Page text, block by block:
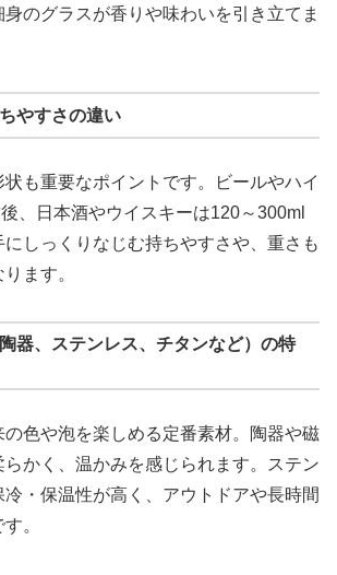
のグラスが香りや味わいを引き立てま
やすさの違い
も重要なポイントです。ビールやハイ
、日本酒やウイスキーは120～300ml
しっくりなじむ持ちやすさや、重さも
ます。
器、ステンレス、チタンなど）の特
の色や泡を楽しめる定番素材。陶器や磁
かく、温かみを感じられます。ステン
冷・保温性が高く、アウトドアや長時間
。